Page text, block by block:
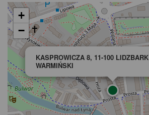
KASPROWICZA 8, 11-100 LIDZBARK
WARMIŃSKI
+
−